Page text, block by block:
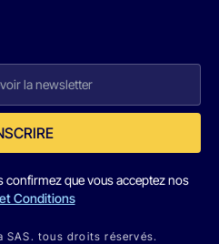
confirmez que vous acceptez nos
Conditions
SAS. tous droits réservés.